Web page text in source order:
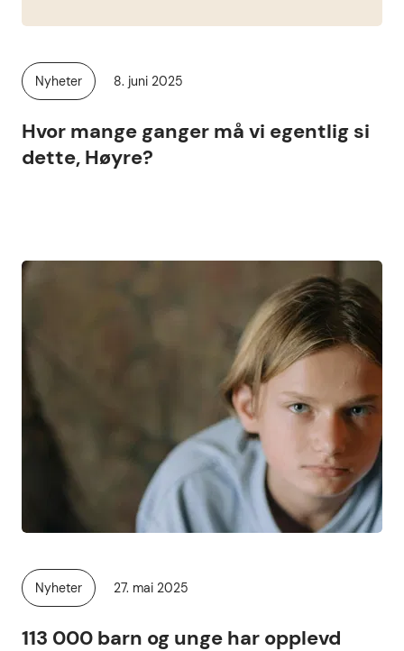
Hvor mange ganger må vi egentlig si
dette, Høyre?
Kategori:
Nyheter Publisert
8. juni 2025
113 000 barn og unge har opplevd
Kategori:
Nyheter Publisert
27. mai 2025